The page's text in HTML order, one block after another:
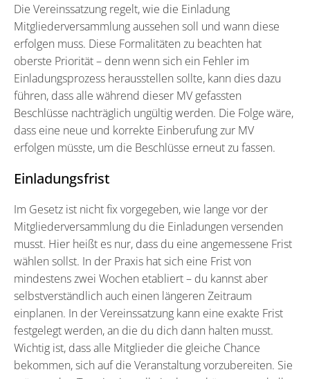
Die Vereinssatzung regelt, wie die Einladung
Mitgliederversammlung aussehen soll und wann diese
erfolgen muss. Diese Formalitäten zu beachten hat
oberste Priorität – denn wenn sich ein Fehler im
Einladungsprozess herausstellen sollte, kann dies dazu
führen, dass alle während dieser MV gefassten
Beschlüsse nachträglich ungültig werden. Die Folge wäre,
dass eine neue und korrekte Einberufung zur MV
erfolgen müsste, um die Beschlüsse erneut zu fassen.
Einladungsfrist
Im Gesetz ist nicht fix vorgegeben, wie lange vor der
Mitgliederversammlung du die Einladungen versenden
musst. Hier heißt es nur, dass du eine angemessene Frist
wählen sollst. In der Praxis hat sich eine Frist von
mindestens zwei Wochen etabliert – du kannst aber
selbstverständlich auch einen längeren Zeitraum
einplanen. In der Vereinssatzung kann eine exakte Frist
festgelegt werden, an die du dich dann halten musst.
Wichtig ist, dass alle Mitglieder die gleiche Chance
bekommen, sich auf die Veranstaltung vorzubereiten. Sie